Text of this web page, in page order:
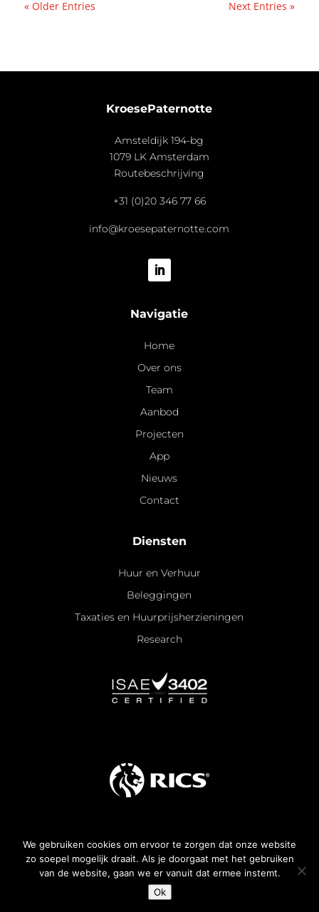
« Older Entries Next Entries »
KroesePaternotte
Amsteldijk 194-bg
1079 LK Amsterdam
Routebeschrijving
+31 (0)20 346 77 66
info@kroesepaternotte.com
Navigatie
Home
Over ons
Team
Aanbod
Projecten
App
Nieuws
Contact
Diensten
Huur en Verhuur
Beleggingen
Taxaties en Huurprijsherzieningen
Research
Algemene voorwaarden
All rights reserved —2026
We gebruiken cookies om ervoor te zorgen dat onze website
zo soepel mogelijk draait. Als je doorgaat met het gebruiken
van de website, gaan we er vanuit dat ermee instemt.
Ok